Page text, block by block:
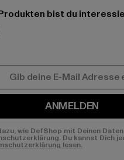
bist du
ANMELDEN
wie DefShop mit Deinen
Du kannst Dich
lesen.